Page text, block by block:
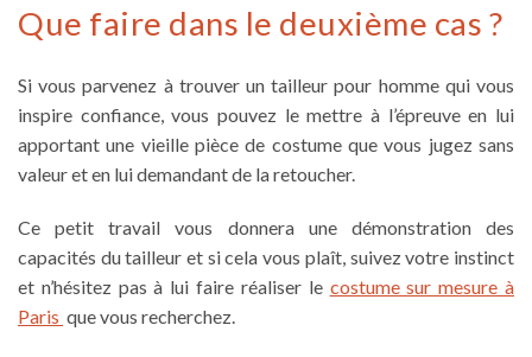
Que faire dans le deuxième cas ?
Si vous parvenez à trouver untailleur pour hommequi vous
inspire confiance, vous pouvez le mettre à l’épreuve en lui
apportant une vieille pièce de costume que vous jugez sans
valeur et en lui demandant de la retoucher.
Ce petit travail vous donnera une démonstration des
capacités du tailleur et si cela vous plaît, suivez votre instinct
et n’hésitez pas à lui faire réaliser le costume sur mesure à
Paris que vous recherchez.